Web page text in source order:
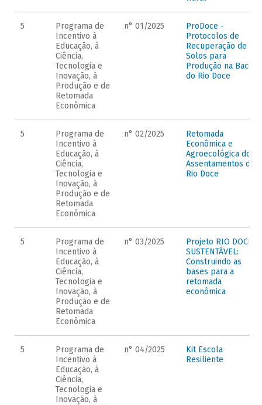
5
Programa de
Incentivo à
Educação, à
Ciência,
Tecnologia e
Inovação, à
Produção e de
Retomada
Econômica
n° 01/2025
ProDoce -
Protocolos de
Recuperação de
Solos para
Produção na Bacia
do Rio Doce
5
Programa de
Incentivo à
Educação, à
Ciência,
Tecnologia e
Inovação, à
Produção e de
Retomada
Econômica
n° 02/2025
Retomada
Econômica e
Agroecológica dos
Assentamentos do
Rio Doce
5
Programa de
Incentivo à
Educação, à
Ciência,
Tecnologia e
Inovação, à
Produção e de
Retomada
Econômica
n° 03/2025
Projeto RIO DOCE
SUSTENTÁVEL:
Construindo as
bases para a
retomada
econômica
5
Programa de
Incentivo à
Educação, à
Ciência,
Tecnologia e
Inovação, à
n° 04/2025
Kit Escola
Resiliente